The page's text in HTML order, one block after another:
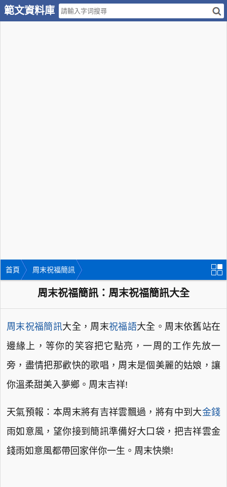
範文資料庫
首頁 周末祝福簡訊
周末祝福簡訊：周末祝福簡訊大全
周末祝福簡訊大全，周末祝福語大全。周末依舊站在
邊緣上，等你的笑容把它點亮，一周的工作先放一
旁，盡情把那歡快的歌唱，周末是個美麗的姑娘，讓
你溫柔甜美入夢鄉。周末吉祥!
天氣預報：本周末將有吉祥雲飄過，將有中到大金錢
雨如意風，望你接到簡訊準備好大口袋，把吉祥雲金
錢雨如意風都帶回家伴你一生。周末快樂!